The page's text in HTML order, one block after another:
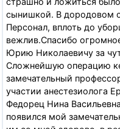
сынишкой. В дородовом
Персонал, вплоть до
вежлив.Спасибо
Юрию Николаевичу за
Сложнейшую операцию
замечательный
участии анестезиолога
Федорец Нина
появился мой